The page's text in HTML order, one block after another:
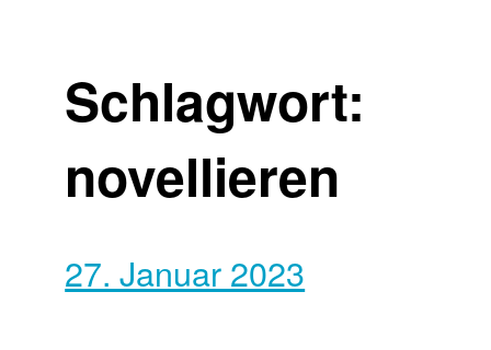
Schlagwort:
novellieren
27. Januar 2023